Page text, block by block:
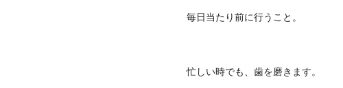
毎日当たり前に行うこと。
忙しい時でも、歯を磨きます。